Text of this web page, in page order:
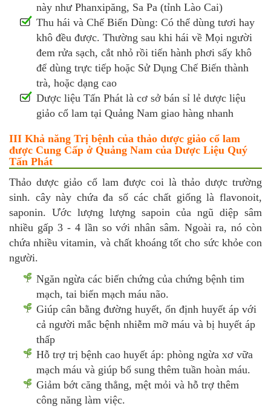
này như Phanxipăng, Sa Pa (tỉnh Lào Cai)
Thu hái và Chế Biến Dùng: Có thể dùng tươi hay
khô đều được. Thường sau khi hái về Mọi người
đem rửa sạch, cắt nhỏ rồi tiến hành phơi sấy khô
để dùng trực tiếp hoặc Sử Dụng Chế Biến thành
trà, hoặc dạng cao
Dược liệu Tấn Phát là cơ sở bán sỉ lẻ dược liệu
giảo cổ lam tại Quảng Nam giao hàng nhanh
III Khả năng Trị bệnh của thảo dược giảo cổ lam
được Cung Cấp ở Quảng Nam của Dược Liệu Quý
Tấn Phát
Thảo dược giảo cổ lam được coi là thảo dược trường
sinh. cây này chứa đa số các chất giống là flavonoit,
saponin. Ước lượng lượng sapoin của ngũ diệp sâm
nhiều gấp 3 - 4 lần so với nhân sâm. Ngoài ra, nó còn
chứa nhiều vitamin, và chất khoáng tốt cho sức khỏe con
người.
Ngăn ngừa các biến chứng của chứng bệnh tim
mạch, tai biến mạch máu não.
Giúp cân bằng đường huyết, ổn định huyết áp với
cả người mắc bệnh nhiễm mỡ máu và bị huyết áp
thấp
Hỗ trợ trị bệnh cao huyết áp: phòng ngừa xơ vữa
mạch máu và giúp bổ sung thêm tuần hoàn máu.
Giảm bớt căng thẳng, mệt mỏi và hỗ trợ thêm
công năng làm việc.